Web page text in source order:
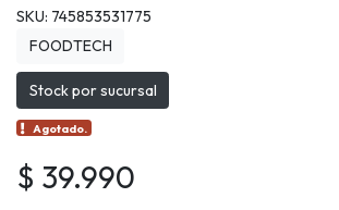
SKU: 745853531775
FOODTECH
Stock por sucursal
Agotado.
$ 39.990